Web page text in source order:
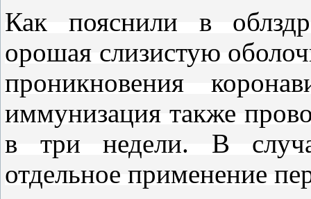
Как пояснили в
орошая слизистую
проникновения
иммунизация также
в три недели. В
отдельное применение